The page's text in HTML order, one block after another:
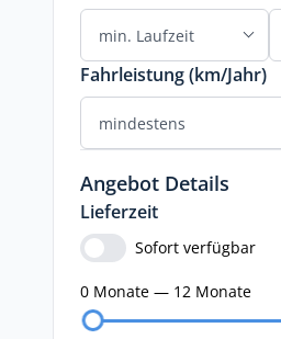
Fahrleistung (km/Jahr)
Angebot Details
Lieferzeit
Sofort verfügbar
0 Monate — 12 Monate